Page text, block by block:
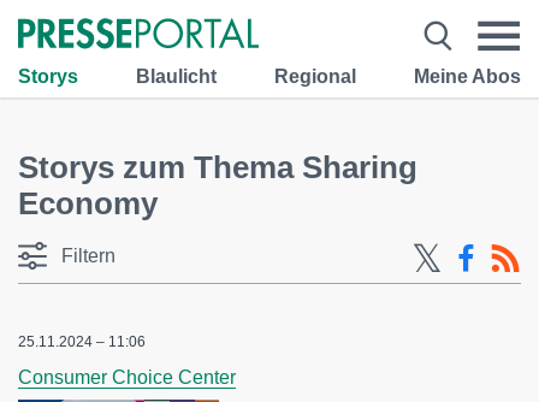
Storys Blaulicht Regional Meine Abos
Storys zum Thema Sharing
Economy
Filtern
25.11.2024 – 11:06
Consumer Choice Center